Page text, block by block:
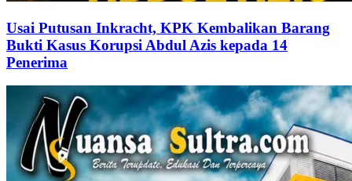
Usai Putusan Inkracht, KPK Kembalikan Barang
Bukti Kasus Korupsi Abdul Azis kepada 14
Penerima